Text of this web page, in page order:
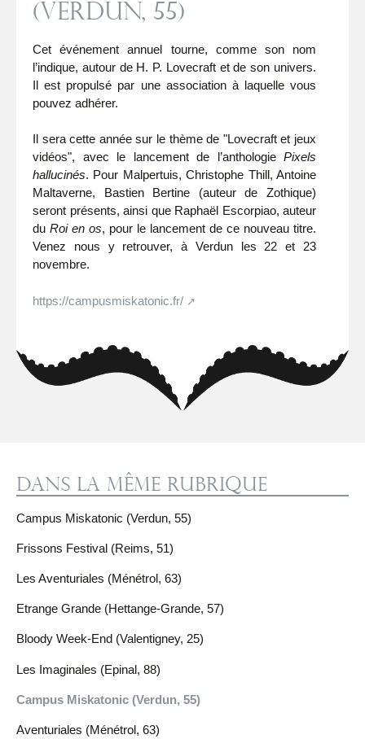
(Verdun, 55)
Cet événement annuel tourne, comme son nom
l’indique, autour de H. P. Lovecraft et de son univers.
Il est propulsé par une association à laquelle vous
pouvez adhérer.
Il sera cette année sur le thème de "Lovecraft et jeux
vidéos", avec le lancement de l’anthologie Pixels
hallucinés. Pour Malpertuis, Christophe Thill, Antoine
Maltaverne, Bastien Bertine (auteur de Zothique)
seront présents, ainsi que Raphaël Escorpiao, auteur
du Roi en os, pour le lancement de ce nouveau titre.
Venez nous y retrouver, à Verdun les 22 et 23
novembre.
https://campusmiskatonic.fr/
Dans la même rubrique
Campus Miskatonic (Verdun, 55)
Frissons Festival (Reims, 51)
Les Aventuriales (Ménétrol, 63)
Etrange Grande (Hettange-Grande, 57)
Bloody Week-End (Valentigney, 25)
Les Imaginales (Epinal, 88)
Campus Miskatonic (Verdun, 55)
Aventuriales (Ménétrol, 63)